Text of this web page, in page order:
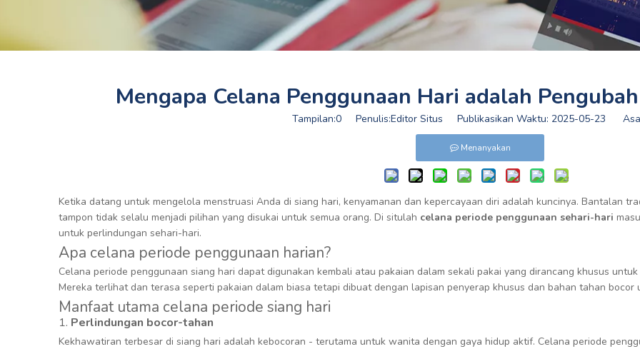
Mengapa Celana Penggunaan Hari adalah
Tampilan:0Penulis:Editor Situs Publikasikan Waktu: 2025-05-23
Menanyakan
Ketika datang untuk mengelola menstruasi Anda di siang hari, kenyamanan dan kepercayaan diri adalah kuncinya. Bantalan
tampon tidak selalu menjadi pilihan yang disukai untuk semua orang. Di situlah celana periode penggunaan sehari-hari
untuk perlindungan sehari-hari.
Apa celana periode penggunaan harian?
Celana periode penggunaan siang hari dapat digunakan kembali atau pakaian dalam sekali pakai yang dirancang khusus
Mereka terlihat dan terasa seperti pakaian dalam biasa tetapi dibuat dengan lapisan penyerap khusus dan bahan tahan bocor
Manfaat utama celana periode siang hari
1. Perlindungan bocor-tahan
Kekhawatiran terbesar di siang hari adalah kebocoran - terutama untuk wanita dengan gaya hidup aktif. Celana periode